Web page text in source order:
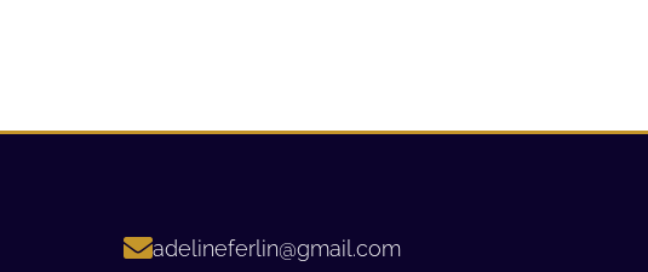
adelineferlin@gmail.com